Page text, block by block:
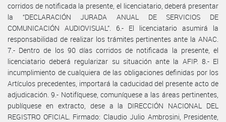
corridos de notificada la presente, el licenciatario, deberá presentar
la “DECLARACIÓN JURADA ANUAL DE SERVICIOS DE
COMUNICACIÓN AUDIOVISUAL”. 6.- El licenciatario asumirá la
responsabilidad de realizar los trámites pertinentes ante la ANAC.
7.- Dentro de los 90 días corridos de notificada la presente, el
licenciatario deberá regularizar su situación ante la AFIP. 8.- El
incumplimiento de cualquiera de las obligaciones definidas por los
Artículos precedentes, importará la caducidad del presente acto de
adjudicación. 9.- Notifíquese, comuníquese a las áreas pertinentes,
publíquese en extracto, dese a la DIRECCIÓN NACIONAL DEL
REGISTRO OFICIAL. Firmado: Claudio Julio Ambrosini, Presidente,